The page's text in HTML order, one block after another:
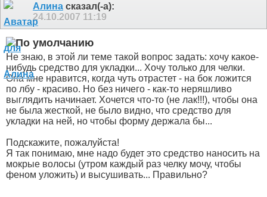
Алина сказал(-а):
24.10.2007 11:19
Не знаю, в этой ли теме такой вопрос задать: хочу какое-
нибудь средство для укладки... Хочу только для челки.
Она мне нравится, когда чуть отрастет - на бок ложится
по лбу - красиво. Но без ничего - как-то неряшливо
выглядить начинает. Хочется что-то (не лак!!!), чтобы она
не была жесткой, не было видно, что средство для
укладки на ней, но чтобы форму держала бы...
Подскажите, пожалуйста!
Я так понимаю, мне надо будет это средство наносить на
мокрые волосы (утром каждый раз челку мочу, чтобы
феном уложить) и высушивать... Правильно?